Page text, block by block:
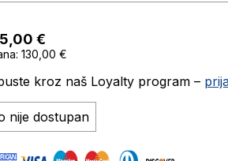
€
130,00 €
kroz naš Loyalty program –
nije dostupan